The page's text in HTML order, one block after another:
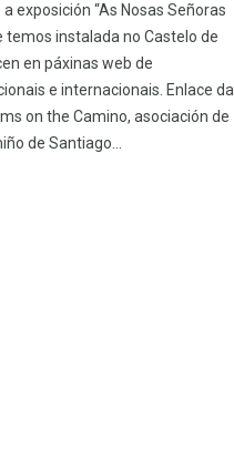
exposición “As Nosas Señoras
temos instalada no Castelo de
en páxinas web de
e internacionais. Enlace da
on the Camino, asociación de
de Santiago...